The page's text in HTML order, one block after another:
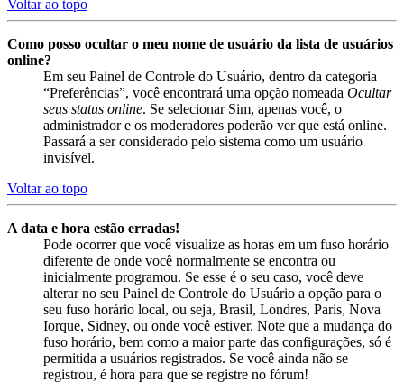
Voltar ao topo
Como posso ocultar o meu nome de usuário da lista de usuários
online?
Em seu Painel de Controle do Usuário, dentro da categoria
“Preferências”, você encontrará uma opção nomeada Ocultar
seus status online. Se selecionar Sim, apenas você, o
administrador e os moderadores poderão ver que está online.
Passará a ser considerado pelo sistema como um usuário
invisível.
Voltar ao topo
A data e hora estão erradas!
Pode ocorrer que você visualize as horas em um fuso horário
diferente de onde você normalmente se encontra ou
inicialmente programou. Se esse é o seu caso, você deve
alterar no seu Painel de Controle do Usuário a opção para o
seu fuso horário local, ou seja, Brasil, Londres, Paris, Nova
Iorque, Sidney, ou onde você estiver. Note que a mudança do
fuso horário, bem como a maior parte das configurações, só é
permitida a usuários registrados. Se você ainda não se
registrou, é hora para que se registre no fórum!